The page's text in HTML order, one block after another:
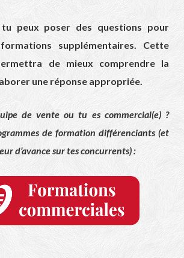
peux poser des questions pour
supplémentaires. Cette
de mieux comprendre la
une réponse appropriée.
de vente ou tu es commercial(e) ?
de formation différenciants (et
d’avance sur tes concurrents) :